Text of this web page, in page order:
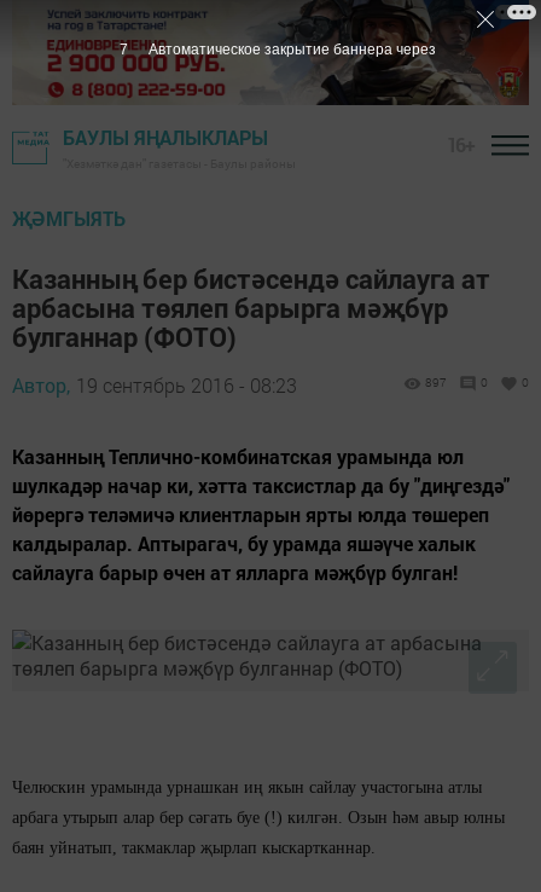
БАУЛЫ ЯҢАЛЫКЛАРЫ
ҖӘМГЫЯТЬ
Казанның бер бистәсендә сайлауга ат
арбасына төялеп барырга мәҗбүр
булганнар (ФОТО)
Автор, 19 сентябрь 2016 - 08:23 897 0 0
Казанның Теплично-комбинатская урамында юл
шулкадәр начар ки, хәтта таксистлар да бу "диңгездә"
йөрергә теләмичә клиентларын ярты юлда төшереп
калдыралар. Аптырагач, бу урамда яшәүче халык
сайлауга барыр өчен ат ялларга мәҗбүр булган!
Челюскин урамында урнашкан иң якын сайлау участогына атлы
арбага утырып алар бер сәгать буе (!) килгән. Озын һәм авыр юлны
баян уйнатып, такмаклар җырлап кыскартканнар.
6 Автоматическое закрытие баннера через